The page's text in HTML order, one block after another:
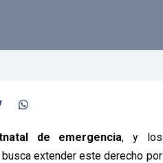
de emergencia, y los
extender este derecho por